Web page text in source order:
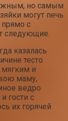
но самым
могут печь
с
следующие.
казалась
тесто
мягким и
маму,
ведро
гости с
их горячей